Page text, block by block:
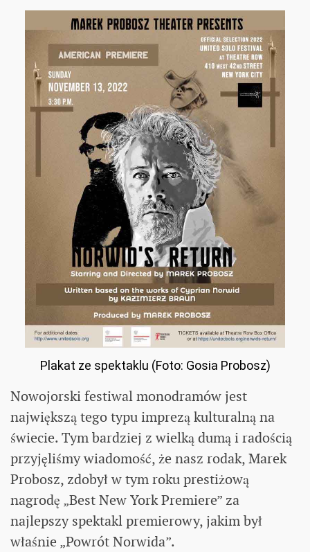
Plakat ze spektaklu (Foto: Gosia Probosz)
Nowojorski festiwal monodramów jest
największą tego typu imprezą kulturalną na
świecie. Tym bardziej z wielką dumą i radością
przyjęliśmy wiadomość, że nasz rodak, Marek
Probosz, zdobył w tym roku prestiżową
nagrodę „Best New York Premiere” za
najlepszy spektakl premierowy, jakim był
właśnie „Powrót Norwida”.